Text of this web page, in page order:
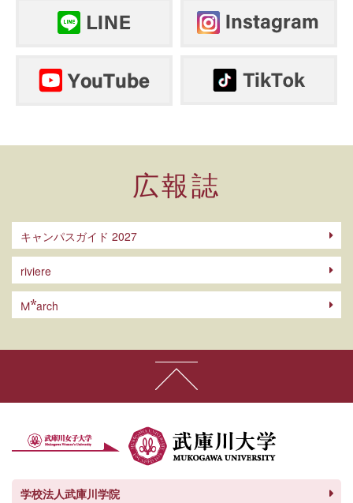
広報誌
キャンパスガイド 2027
riviere
M arch
学校法人武庫川学院